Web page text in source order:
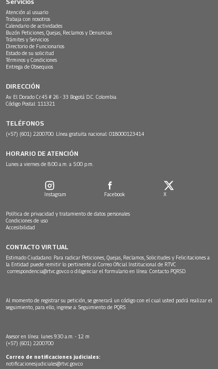
Atención al usuario
Trabaja con nosotros
Calendario de actividades
Buzón Peticiones, Quejas, Reclamos y Denuncias
Trámites y Servicios
Directorio de Funcionarios
Estado de su solicitud
Términos y Condiciones
Entrega de Obsequios
DIRECCIÓN
Av. El Dorado Cr.45 # 26 - 33 Bogotá D.C. Colombia.
Código Postal: 111321
TELÉFONOS
(+57) (601) 2200700. Línea gratuita nacional: 018000123414
HORARIO DE ATENCIÓN
Lunes a viernes de 8:00 a.m. a 5:00 p.m.
Instagram Facebook X
Política de privacidad y tratamiento de datos personales
Condiciones de uso
Accesibilidad
CONTACTO VIRTUAL
Estimado Ciudadano: Para radicar Peticiones, Quejas, Reclamos, Solicitudes y Felicitaciones a
la Entidad puede remitir lo pertinente al Correo Oficial Institucional de RTVC
correspondencia@rtvc.gov.co o diligenciar el formulario en línea: Contacto PQRSD.
Al momento de registrar su petición, se generará un código con el cual usted podrá realizar el
seguimiento, para ello, ingrese a: Seguimiento de PQRS
Asesor en línea: lunes 9:30 a.m. - 12 m
(+57) (601) 2200700
Correo de notificaciones judiciales:
notificacionesjudiciales@rtvc.gov.co